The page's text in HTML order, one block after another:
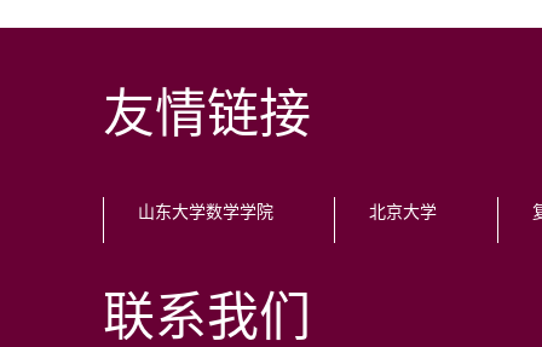
友情链接
山东大学数学学院 北京大学
联系我们